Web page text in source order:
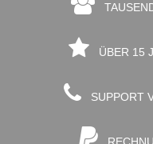
ÜBER 15
SUPPORT